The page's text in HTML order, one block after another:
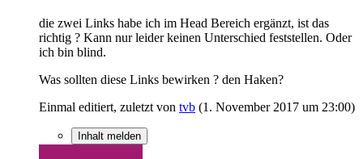
die zwei Links habe ich im Head Bereich ergänzt, ist das
richtig ? Kann nur leider keinen Unterschied feststellen. Oder
ich bin blind.
Was sollten diese Links bewirken ? den Haken?
Einmal editiert, zuletzt von tvb (1. November 2017 um 23:00)
Inhalt melden